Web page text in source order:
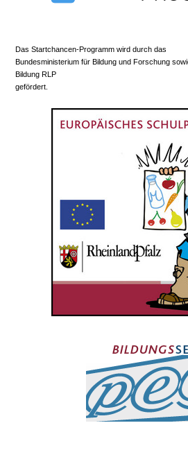
Das Startchancen-Programm wird durch das
Bundesministerium für Bildung und Forschung
Bildung RLP
gefördert.